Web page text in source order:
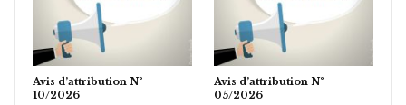
Avis d’attribution N°
10/2026
Avis d’attribution N°
05/2026